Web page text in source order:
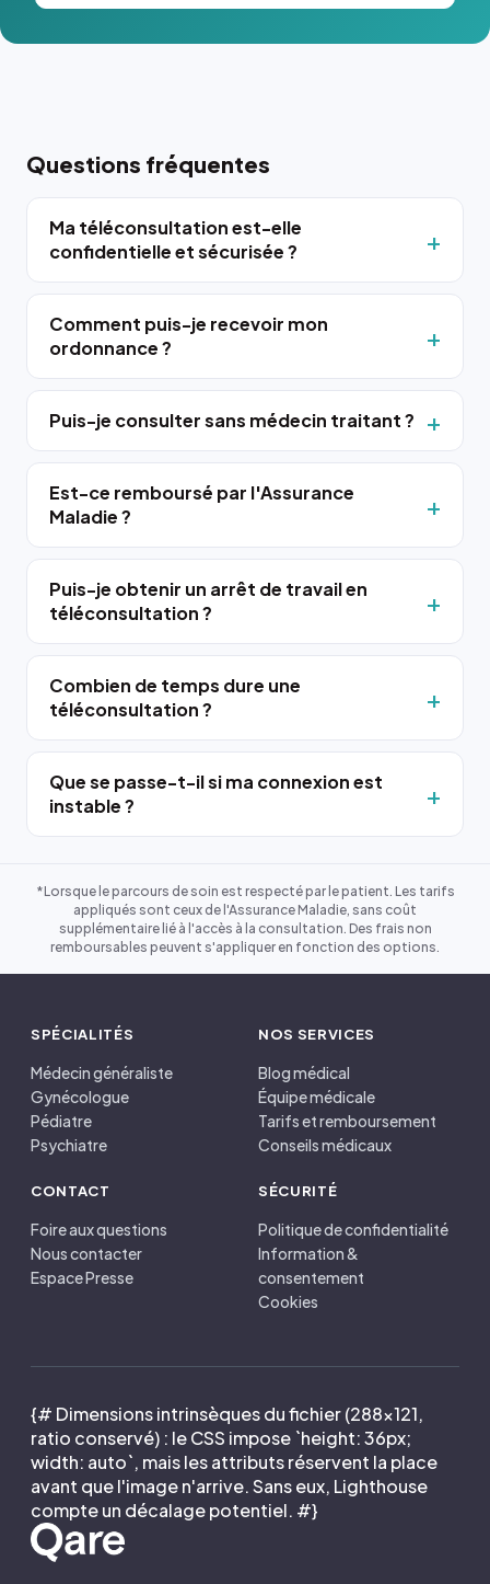
Questions fréquentes
Ma téléconsultation est-elle
confidentielle et sécurisée ?
Comment puis-je recevoir mon
ordonnance ?
Puis-je consulter sans médecin traitant ?
Est-ce remboursé par l'Assurance
Maladie ?
Puis-je obtenir un arrêt de travail en
téléconsultation ?
Combien de temps dure une
téléconsultation ?
Que se passe-t-il si ma connexion est
instable ?
*Lorsque le parcours de soin est respecté par le patient. Les tarifs
appliqués sont ceux de l'Assurance Maladie, sans coût
supplémentaire lié à l'accès à la consultation. Des frais non
remboursables peuvent s'appliquer en fonction des options.
SPÉCIALITÉS
Médecin généraliste
Gynécologue
Pédiatre
Psychiatre
NOS SERVICES
Blog médical
Équipe médicale
Tarifs et remboursement
Conseils médicaux
CONTACT
Foire aux questions
Nous contacter
Espace Presse
SÉCURITÉ
Politique de confidentialité
Information &
consentement
Cookies
{# Dimensions intrinsèques du fichier (288×121,
ratio conservé) : le CSS impose `height: 36px;
width: auto`, mais les attributs réservent la place
avant que l'image n'arrive. Sans eux, Lighthouse
compte un décalage potentiel. #}